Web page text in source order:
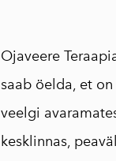
Ojaveere
saab öelda, et
veelgi
kesklinnas,